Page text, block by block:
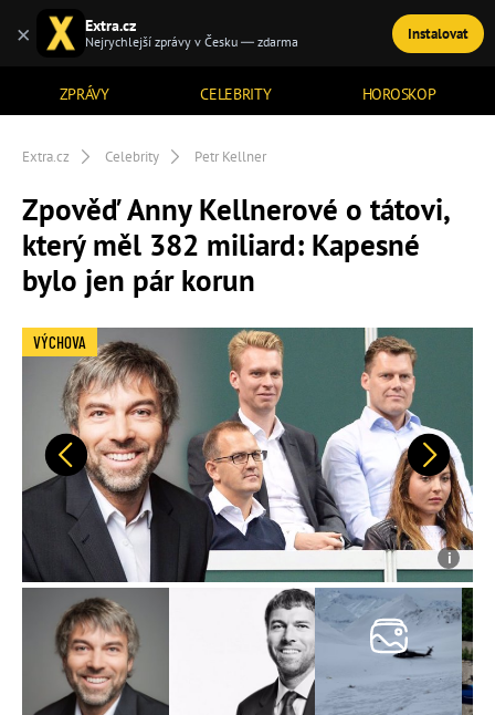
ZPRÁVY CELEBRITY HOROSKOP
TÉMATA
Extra.cz Celebrity Petr Kellner
Zpověď Anny Kellnerové o tátovi,
který měl 382 miliard: Kapesné
bylo jen pár korun
Předchozí Další
VÝCHOVA
× Extra.cz
Nejrychlejší zprávy v Česku — zdarma Instalovat